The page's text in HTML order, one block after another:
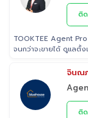
ติ
TOOKTEE Agent
จนกว่าจะขายได้ ดูแลตั้
จินณ
ติ